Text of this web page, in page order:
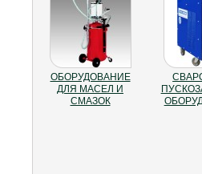
ОБОРУДОВАНИЕ
ДЛЯ МАСЕЛ И
СМАЗОК